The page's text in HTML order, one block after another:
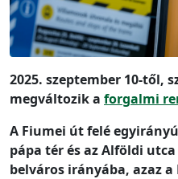
2025. szeptember 10-től,
megváltozik a forgalmi
A Fiumei út felé
pápa tér és az Alföldi
belváros irányába, azaz